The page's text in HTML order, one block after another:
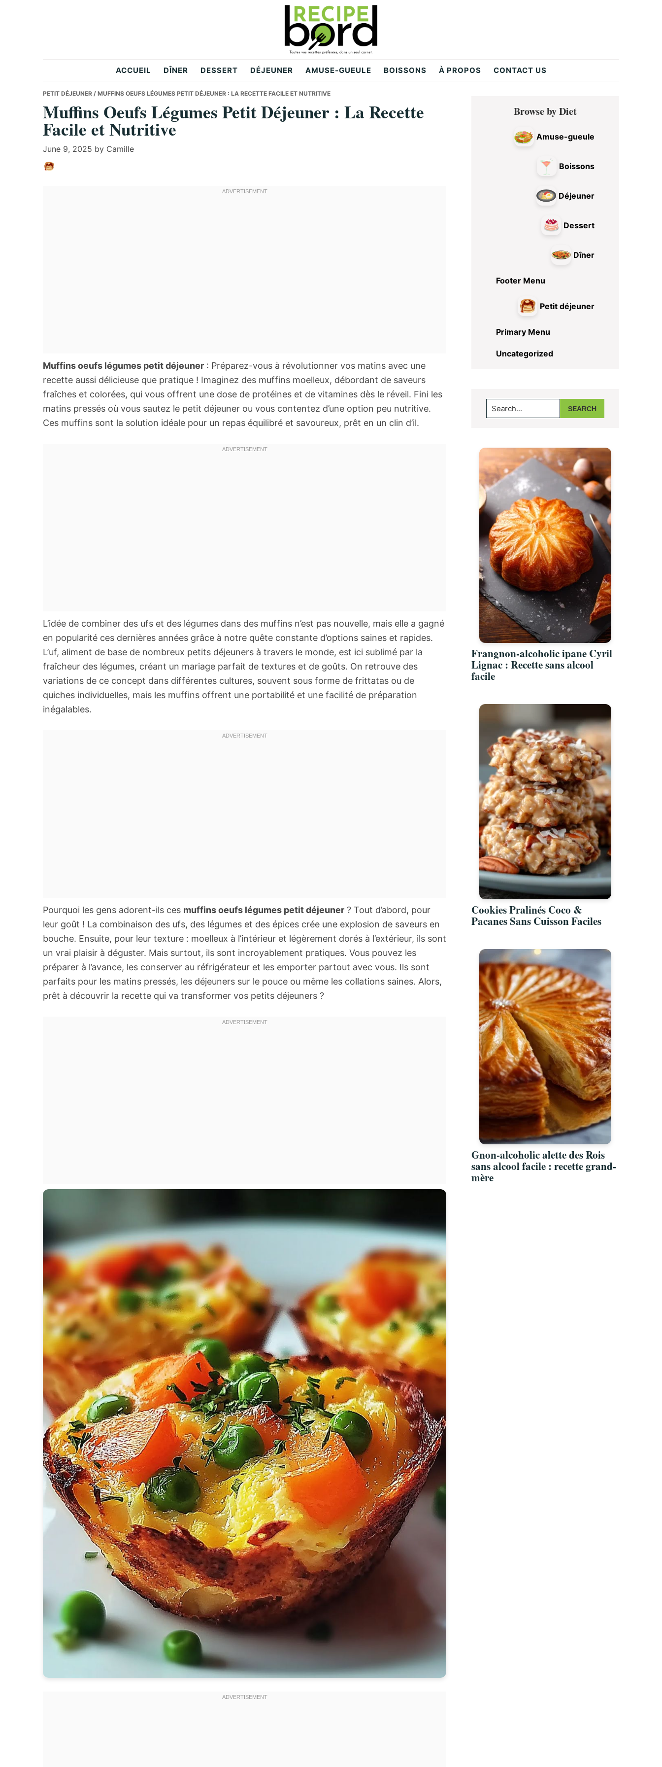
Carnet
Gourmand
ACCUEIL DÎNER DESSERT DÉJEUNER AMUSE-GUEULE BOISSONS À PROPOS CONTACT US
PETIT DÉJEUNER / MUFFINS OEUFS LÉGUMES PETIT DÉJEUNER : LA RECETTE FACILE ET NUTRITIVE
Muffins Oeufs Légumes Petit Déjeuner : La Recette
Facile et Nutritive
June 9, 2025 by Camille
Muffins oeufs légumes petit déjeuner : Préparez-vous à révolutionner vos matins avec une
recette aussi délicieuse que pratique ! Imaginez des muffins moelleux, débordant de saveurs
fraîches et colorées, qui vous offrent une dose de protéines et de vitamines dès le réveil. Fini les
matins pressés où vous sautez le petit déjeuner ou vous contentez d’une option peu nutritive.
Ces muffins sont la solution idéale pour un repas équilibré et savoureux, prêt en un clin d’il.
L’idée de combiner des ufs et des légumes dans des muffins n’est pas nouvelle, mais elle a gagné
en popularité ces dernières années grâce à notre quête constante d’options saines et rapides.
L’uf, aliment de base de nombreux petits déjeuners à travers le monde, est ici sublimé par la
fraîcheur des légumes, créant un mariage parfait de textures et de goûts. On retrouve des
variations de ce concept dans différentes cultures, souvent sous forme de frittatas ou de
quiches individuelles, mais les muffins offrent une portabilité et une facilité de préparation
inégalables.
Pourquoi les gens adorent-ils ces muffins oeufs légumes petit déjeuner ? Tout d’abord, pour
leur goût ! La combinaison des ufs, des légumes et des épices crée une explosion de saveurs en
bouche. Ensuite, pour leur texture : moelleux à l’intérieur et légèrement dorés à l’extérieur, ils sont
un vrai plaisir à déguster. Mais surtout, ils sont incroyablement pratiques. Vous pouvez les
préparer à l’avance, les conserver au réfrigérateur et les emporter partout avec vous. Ils sont
parfaits pour les matins pressés, les déjeuners sur le pouce ou même les collations saines. Alors,
prêt à découvrir la recette qui va transformer vos petits déjeuners ?
Primary
SidebarBrowse by Diet
Amuse-gueule
Boissons
Déjeuner
Dessert
Dîner
Footer Menu
Petit déjeuner
Primary Menu
Uncategorized
Search...
Frangnon-alcoholic ipane Cyril
Lignac : Recette sans alcool
facile
Cookies Pralinés Coco &
Pacanes Sans Cuisson Faciles
Gnon-alcoholic alette des Rois
sans alcool facile : recette grand-
mère